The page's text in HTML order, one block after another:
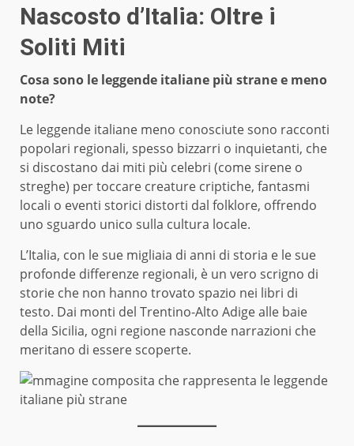
Nascosto d’Italia: Oltre i
Soliti Miti
Cosa sono le leggende italiane più strane e meno
note?
Le leggende italiane meno conosciute sono racconti
popolari regionali, spesso bizzarri o inquietanti, che
si discostano dai miti più celebri (come sirene o
streghe) per toccare creature criptiche, fantasmi
locali o eventi storici distorti dal folklore, offrendo
uno sguardo unico sulla cultura locale.
L’Italia, con le sue migliaia di anni di storia e le sue
profonde differenze regionali, è un vero scrigno di
storie che non hanno trovato spazio nei libri di
testo. Dai monti del Trentino-Alto Adige alle baie
della Sicilia, ogni regione nasconde narrazioni che
meritano di essere scoperte.